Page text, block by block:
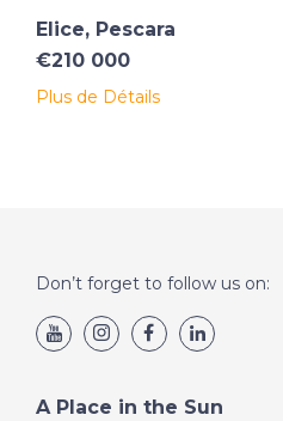
Elice, Pescara
€210 000
Plus de Détails
Don’t forget to follow us on:
A Place in the Sun